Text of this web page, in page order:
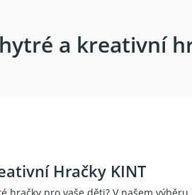
a kreativní
Hračky KINT